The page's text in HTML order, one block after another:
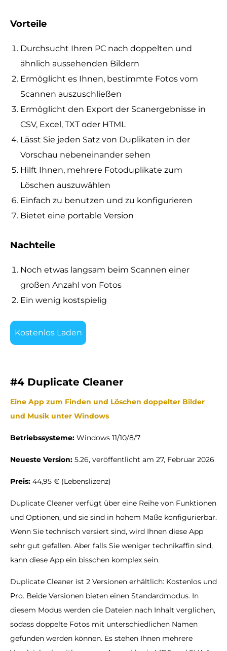
Vorteile
Durchsucht Ihren PC nach doppelten und
ähnlich aussehenden Bildern
Ermöglicht es Ihnen, bestimmte Fotos vom
Scannen auszuschließen
Ermöglicht den Export der Scanergebnisse in
CSV, Excel, TXT oder HTML
Lässt Sie jeden Satz von Duplikaten in der
Vorschau nebeneinander sehen
Hilft Ihnen, mehrere Fotoduplikate zum
Löschen auszuwählen
Einfach zu benutzen und zu konfigurieren
Bietet eine portable Version
Nachteile
Noch etwas langsam beim Scannen einer
großen Anzahl von Fotos
Ein wenig kostspielig
Kostenlos Laden
#4 Duplicate Cleaner
Eine App zum Finden und Löschen doppelter Bilder
und Musik unter Windows
Betriebssysteme: Windows 11/10/8/7
Neueste Version: 5.26, veröffentlicht am 27, Februar 2026
Preis: 44,95 € (Lebenslizenz)
Duplicate Cleaner verfügt über eine Reihe von Funktionen
und Optionen, und sie sind in hohem Maße konfigurierbar.
Wenn Sie technisch versiert sind, wird Ihnen diese App
sehr gut gefallen. Aber falls Sie weniger technikaffin sind,
kann diese App ein bisschen komplex sein.
Duplicate Cleaner ist 2 Versionen erhältlich: Kostenlos und
Pro. Beide Versionen bieten einen Standardmodus. In
diesem Modus werden die Dateien nach Inhalt verglichen,
sodass doppelte Fotos mit unterschiedlichen Namen
gefunden werden können. Es stehen Ihnen mehrere